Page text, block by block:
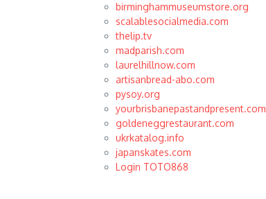
birminghammuseumstore.org
scalablesocialmedia.com
thelip.tv
madparish.com
laurelhillnow.com
artisanbread-abo.com
pysoy.org
yourbrisbanepastandpresent.com
goldeneggrestaurant.com
ukrkatalog.info
japanskates.com
Login TOTO868